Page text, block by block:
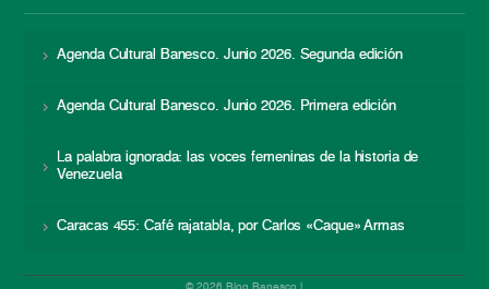
Agenda Cultural Banesco. Junio 2026. Segunda edición
Agenda Cultural Banesco. Junio 2026. Primera edición
La palabra ignorada: las voces femeninas de la historia de
Venezuela
Caracas 455: Café rajatabla, por Carlos «Caque» Armas